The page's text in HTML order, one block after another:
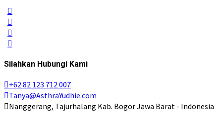
Silahkan Hubungi Kami
+62 82 123 712 007
Tanya@AsthraYudhie.com
Nanggerang, Tajurhalang Kab. Bogor Jawa Barat - Indonesia